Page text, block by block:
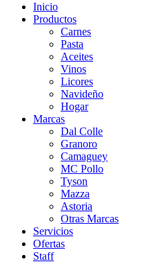
Inicio
Productos
Carnes
Pasta
Aceites
Vinos
Licores
Navideño
Hogar
Marcas
Dal Colle
Granoro
Camaguey
MC Pollo
Tyson
Mazza
Astoria
Otras Marcas
Servicios
Ofertas
Staff